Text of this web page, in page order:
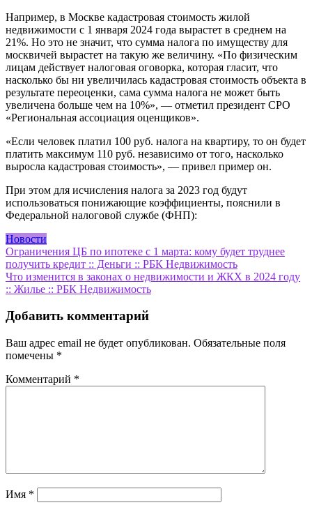
Например, в Москве кадастровая стоимость жилой
недвижимости с 1 января 2024 года вырастет в среднем на
21%. Но это не значит, что сумма налога по имуществу для
москвичей вырастет на такую же величину. «По физическим
лицам действует налоговая оговорка, которая гласит, что
насколько бы ни увеличилась кадастровая стоимость объекта в
результате переоценки, сама сумма налога не может быть
увеличена больше чем на 10%», — отметил президент СРО
«Региональная ассоциация оценщиков».
«Если человек платил 100 руб. налога на квартиру, то он будет
платить максимум 110 руб. независимо от того, насколько
выросла кадастровая стоимость», — привел пример он.
При этом для исчисления налога за 2023 год будут
использоваться понижающие коэффициенты, пояснили в
Федеральной налоговой службе (ФНП):
Новости
Навигация
по
записям
Ограничения ЦБ по ипотеке с 1 марта: кому будет труднее
получить кредит :: Деньги :: РБК Недвижимость
Что изменится в законах о недвижимости и ЖКХ в 2024 году
:: Жилье :: РБК Недвижимость
Добавить комментарий
Ваш адрес email не будет опубликован. Обязательные поля
помечены *
Комментарий *
Имя *